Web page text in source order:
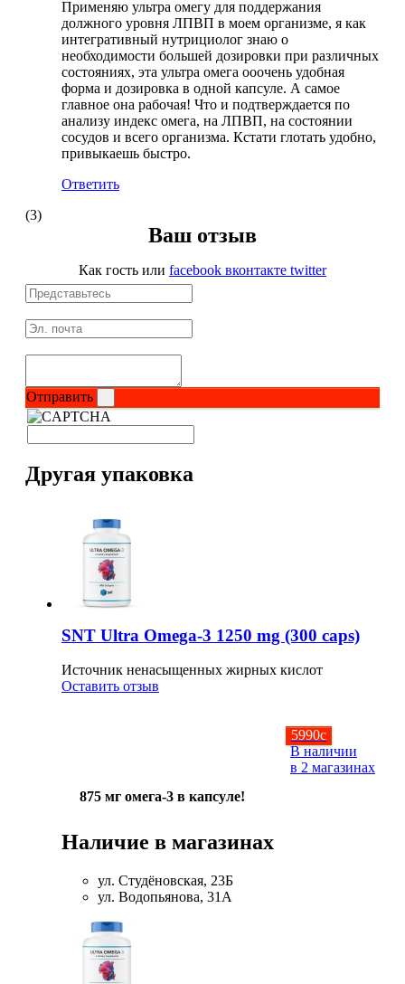
Изотоники
Аргинин
Бета-аланин
Комплексы аминокислот
Энергетики
Гейнеры
Аксессуары
НАЗАД
Ремни и перчатки
Шейкеры и бутылки
Применяю ультра омегу для поддержания
должного уровня ЛПВП в моем организме, я как
интегративный нутрициолог знаю о
необходимости большей дозировки при различных
состояниях, эта ультра омега ооочень удобная
форма и дозировка в одной капсуле. А самое
главное она рабочая! Что и подтверждается по
анализу индекс омега, на ЛПВП, на состоянии
сосудов и всего организма. Кстати глотать удобно,
привыкаешь быстро.
Ответить
(3)
Ваш отзыв
Как гость или facebook вконтакте twitter
Отправить
Другая упаковка
5990c
В наличии
в 2 магазинах
SNT Ultra Omega-3 1250 mg (300 caps)
Источник ненасыщенных жирных кислот
Оставить отзыв
875 мг омега-3 в капсуле!
Наличие в магазинах
ул. Студёновская, 23Б
ул. Водопьянова, 31А